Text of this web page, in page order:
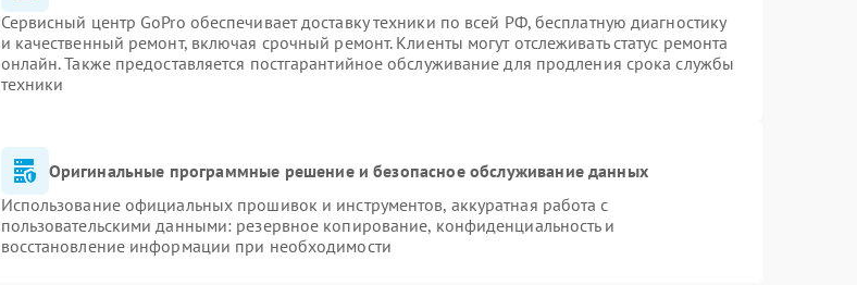
Сервисный центр GoPro обеспечивает доставку техники по всей РФ, бесплатную диагностику
и качественный ремонт, включая срочный ремонт. Клиенты могут отслеживать статус ремонта
онлайн. Также предоставляется постгарантийное обслуживание для продления срока службы
техники
Оригинальные программные решение и безопасное обслуживание данных
Использование официальных прошивок и инструментов, аккуратная работа с
пользовательскими данными: резервное копирование, конфиденциальность и
восстановление информации при необходимости